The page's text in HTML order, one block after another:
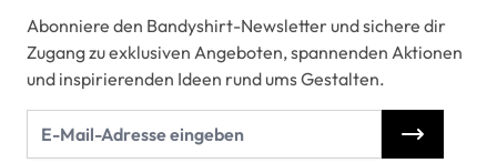
Abonniere den Bandyshirt-Newsletter und sichere dir
Zugang zu exklusiven Angeboten, spannenden Aktionen
und inspirierenden Ideen rund ums Gestalten.